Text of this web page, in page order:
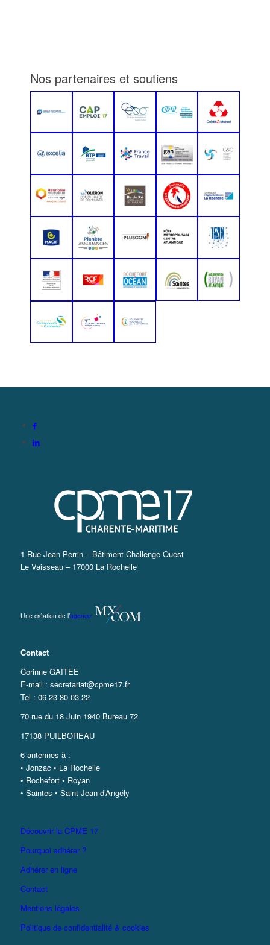
Nos partenaires et soutiens
1 Rue Jean Perrin – Bâtiment Challenge Ouest
Le Vaisseau – 17000 La Rochelle
Une création de l’agence
Contact
Corinne GAITEE
E-mail : secretariat@cpme17.fr
Tel : 06 23 80 03 22
70 rue du 18 Juin 1940 Bureau 72
17138 PUILBOREAU
6 antennes à :
• Jonzac • La Rochelle
• Rochefort • Royan
• Saintes • Saint-Jean-d’Angély
Découvrir la CPME 17
Pourquoi adhérer ?
Adhérer en ligne
Contact
Mentions légales
Politique de confidentialité & cookies